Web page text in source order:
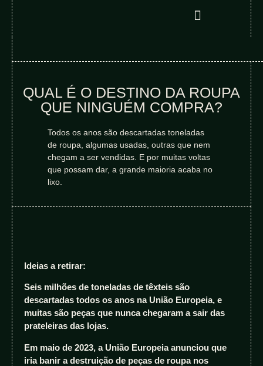
QUAL É O DESTINO DA ROUPA
QUE NINGUÉM COMPRA?
Todos os anos são descartadas toneladas
de roupa, algumas usadas, outras que nem
chegam a ser vendidas. E por muitas voltas
que possam dar, a grande maioria acaba no
lixo.
Ideias a retirar:
Seis milhões de toneladas de têxteis são
descartadas todos os anos na União Europeia, e
muitas são peças que nunca chegaram a sair das
prateleiras das lojas.
Em maio de 2023, a União Europeia anunciou que
iria banir a destruição de peças de roupa nos